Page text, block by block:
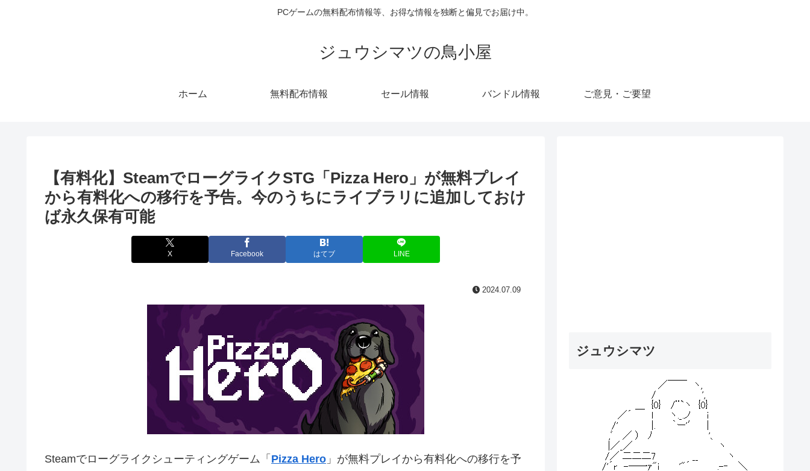
PCゲームの無料配布情報等、お得な情報を独断と偏見でお届け中。
ジュウシマツの鳥小屋
ホーム 無料配布情報 セール情報 バンドル情報 ご意見・ご要望
【有料化】SteamでローグライクSTG「Pizza Hero」が無料プレイ
から有料化への移行を予告。今のうちにライブラリに追加しておけ
ば永久保有可能
X Facebook はてブ LINE
2024.07.09
Steamでローグライクシューティングゲーム「 Pizza Hero 」が無料プレイから有料化への移行を予
ジュウシマツ